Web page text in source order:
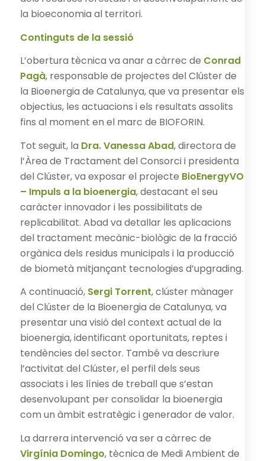
la bioeconomia al territori.
Continguts de la sessió
L’obertura tècnica va anar a càrrec de Conrad
Pagà, responsable de projectes del Clúster de
la Bioenergia de Catalunya, que va presentar els
objectius, les actuacions i els resultats assolits
fins al moment en el marc de BIOFORIN.
Tot seguit, la Dra. Vanessa Abad, directora de
l’Àrea de Tractament del Consorci i presidenta
del Clúster, va exposar el projecte BioEnergyVO
– Impuls a la bioenergia, destacant el seu
caràcter innovador i les possibilitats de
replicabilitat. Abad va detallar les aplicacions
del tractament mecànic-biològic de la fracció
orgànica dels residus municipals i la producció
de biometà mitjançant tecnologies d’upgrading.
A continuació, Sergi Torrent, clúster mànager
del Clúster de la Bioenergia de Catalunya, va
presentar una visió del context actual de la
bioenergia, identificant oportunitats, reptes i
tendències del sector. També va descriure
l’activitat del Clúster, el perfil dels seus
associats i les línies de treball que s’estan
desenvolupant per consolidar la bioenergia
com un àmbit estratègic i generador de valor.
La darrera intervenció va ser a càrrec de
Virgínia Domingo, tècnica de Medi Ambient de